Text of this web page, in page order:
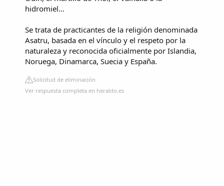
hidromiel…
Se trata de practicantes de la religión denominada
Asatru, basada en el vínculo y el respeto por la
naturaleza y reconocida oficialmente por Islandia,
Noruega, Dinamarca, Suecia y España.
Solicitud de eliminación
Ver respuesta completa en heraldo.es